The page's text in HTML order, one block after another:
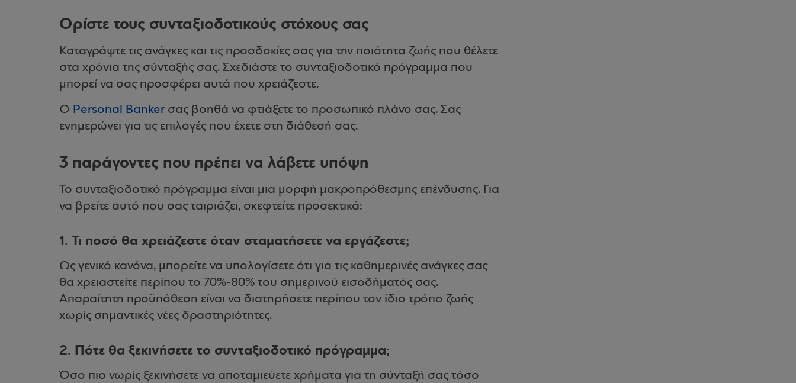
Ορίστε τους συνταξιοδοτικούς στόχους σας
Καταγράψτε τις ανάγκες και τις προσδοκίες σας για την ποιότητα ζωής που θέλετε
στα χρόνια της σύνταξής σας. Σχεδιάστε το συνταξιοδοτικό πρόγραμμα που
μπορεί να σας προσφέρει αυτά που χρειάζεστε.
Ο Personal Bankerσας βοηθά να φτιάξετε το προσωπικό πλάνο σας. Σας
ενημερώνει για τις επιλογές που έχετε στη διάθεσή σας.
3 παράγοντες που πρέπει να λάβετε υπόψη
Το συνταξιοδοτικό πρόγραμμα είναι μια μορφή μακροπρόθεσμης επένδυσης. Για
να βρείτε αυτό που σας ταιριάζει, σκεφτείτε προσεκτικά:
1. Τι ποσό θα χρειάζεστε όταν σταματήσετε να εργάζεστε;
Ως γενικό κανόνα, μπορείτε να υπολογίσετε ότι για τις καθημερινές ανάγκες σας
θα χρειαστείτε περίπου το 70%-80% του σημερινού εισοδήματός σας.
Απαραίτητη προϋπόθεση είναι να διατηρήσετε περίπου τον ίδιο τρόπο ζωής
χωρίς σημαντικές νέες δραστηριότητες.
2. Πότε θα ξεκινήσετε το συνταξιοδοτικό πρόγραμμα;
Όσο πιο νωρίς ξεκινήσετε να αποταμιεύετε χρήματα για τη σύνταξή σας τόσο